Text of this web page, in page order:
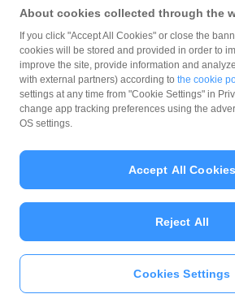
※迷惑メール防止のためにドメ
ている方は、あらかじめ設定を
「@paypay-corp.co.jp」の受信
ます。
り扱います。PayPay株式会社 は
ーポリシー」に定める利用目的
About cookies collected through the
If you click "Accept All Cookies" or close the
cookies will be stored and provided in order to
improve the site, provide information and
with external partners) according to the cookie
settings at any time from "Cookie Settings" in
change app tracking preferences using the
OS settings.
Cookies Settings
Reject All
Accept All Cookies